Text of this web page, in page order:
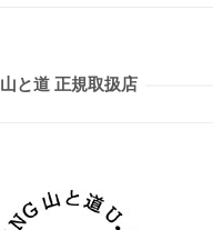
山と道 正規取扱店